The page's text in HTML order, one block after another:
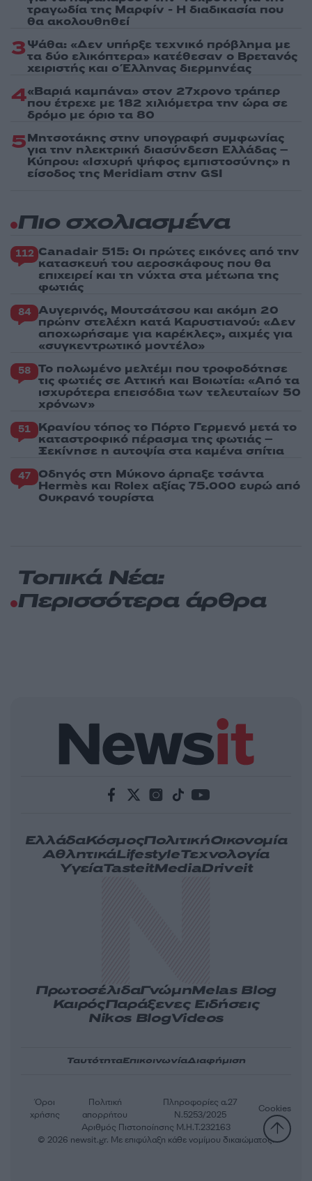
τραγωδία της Μαρφίν - Η διαδικασία που
θα ακολουθηθεί
3Ψάθα: «Δεν υπήρξε τεχνικό πρόβλημα με
τα δύο ελικόπτερα» κατέθεσαν ο Βρετανός
χειριστής και ο Έλληνας διερμηνέας
4«Βαριά καμπάνα» στον 27χρονο τράπερ
που έτρεχε με 182 χιλιόμετρα την ώρα σε
δρόμο με όριο τα 80
5Μητσοτάκης στην υπογραφή συμφωνίας
για την ηλεκτρική διασύνδεση Ελλάδας –
Κύπρου: «Ισχυρή ψήφος εμπιστοσύνης» η
είσοδος της Meridiam στην GSI
Πιο σχολιασμένα
112 Canadair 515: Οι πρώτες εικόνες από την
κατασκευή του αεροσκάφους που θα
επιχειρεί και τη νύχτα στα μέτωπα της
φωτιάς
84 Αυγερινός, Μουτσάτσου και ακόμη 20
πρώην στελέχη κατά Καρυστιανού: «Δεν
αποχωρήσαμε για καρέκλες», αιχμές για
«συγκεντρωτικό μοντέλο»
58 Το πολωμένο μελτέμι που τροφοδότησε
τις φωτιές σε Αττική και Βοιωτία: «Από τα
ισχυρότερα επεισόδια των τελευταίων 50
χρόνων»
51 Κρανίου τόπος το Πόρτο Γερμενό μετά το
καταστροφικό πέρασμα της φωτιάς –
Ξεκίνησε η αυτοψία στα καμένα σπίτια
47 Οδηγός στη Μύκονο άρπαξε τσάντα
Hermès και Rolex αξίας 75.000 ευρώ από
Ουκρανό τουρίστα
Τοπικά Νέα:
Περισσότερα άρθρα
ΕλλάδαΚόσμοςΠολιτικήΟικονομία
ΑθλητικάLifestyleΤεχνολογία
ΥγείαTasteitMediaDriveit
ΠρωτοσέλιδαΓνώμηMelas Blog
ΚαιρόςΠαράξενες Ειδήσεις
Nikos BlogVideos
ΤαυτότηταΕπικοινωνίαΔιαφήμιση
Αριθμός Πιστοποίησης Μ.Η.Τ.232163
Όροι
χρήσης
Πολιτική
απορρήτου
Πληροφορίες α.27
Ν.5253/2025
Cookies
© 2026 newsit.gr. Με επιφύλαξη κάθε νομίμου δικαιώματος.